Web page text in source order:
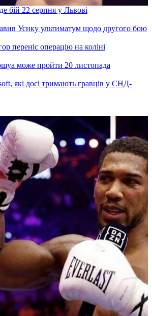
бій 22 серпня у Львові
Усику ультиматум щодо другого бою
переніс операцію на коліні
може пройти 20 листопада
які досі тримають гравців у СНД-